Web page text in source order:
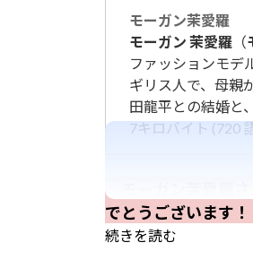
モーガン茉愛羅
モーガン 茉愛羅 （
ファッションモデ
ギリス人で、母親
田龍平との結婚と
7キロバイト (720
モーガン茉愛羅さ
でとうございます！
続きを読む